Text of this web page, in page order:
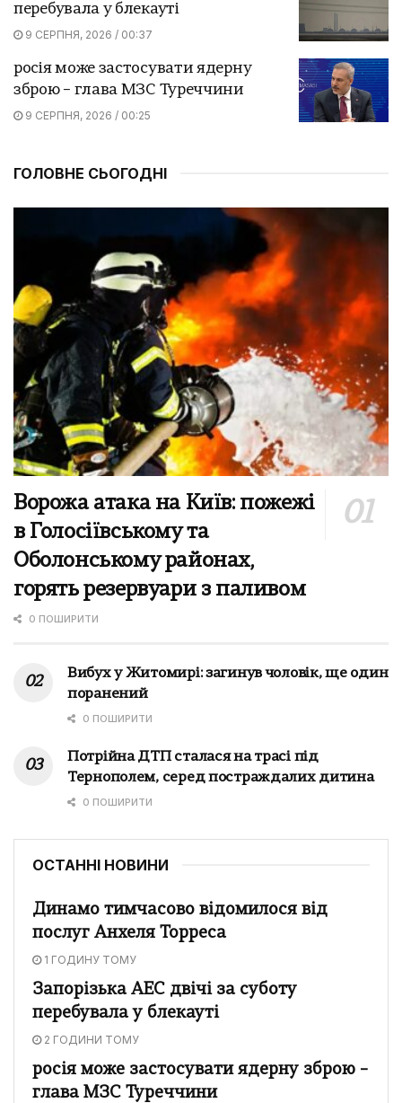
перебувала у блекауті
9 СЕРПНЯ, 2026 / 00:37
росія може застосувати ядерну
зброю – глава МЗС Туреччини
9 СЕРПНЯ, 2026 / 00:25
ГОЛОВНЕ СЬОГОДНІ
Ворожа атака на Київ: пожежі
в Голосіївському та
Оболонському районах,
горять резервуари з паливом
0 ПОШИРИТИ
Вибух у Житомирі: загинув чоловік, ще один
поранений
0 ПОШИРИТИ
Потрійна ДТП сталася на трасі під
Тернополем, серед постраждалих дитина
0 ПОШИРИТИ
ОСТАННІ НОВИНИ
Динамо тимчасово відомилося від
послуг Анхеля Торреса
1 ГОДИНУ ТОМУ
Запорізька АЕС двічі за суботу
перебувала у блекауті
2 ГОДИНИ ТОМУ
росія може застосувати ядерну зброю –
глава МЗС Туреччини